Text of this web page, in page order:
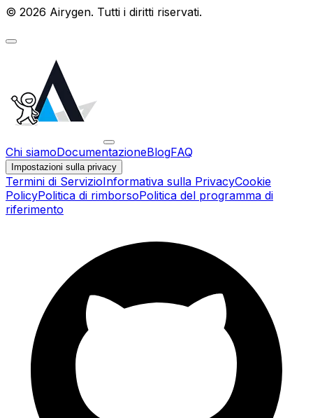
© 2026 Airygen. Tutti i diritti riservati.
Chi siamoDocumentazioneBlogFAQ
Impostazioni sulla privacy
Termini di ServizioInformativa sulla PrivacyCookie
PolicyPolitica di rimborsoPolitica del programma di
riferimento